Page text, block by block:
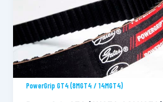
PowerGrip GT4 (8MGT4 / 14MGT4)